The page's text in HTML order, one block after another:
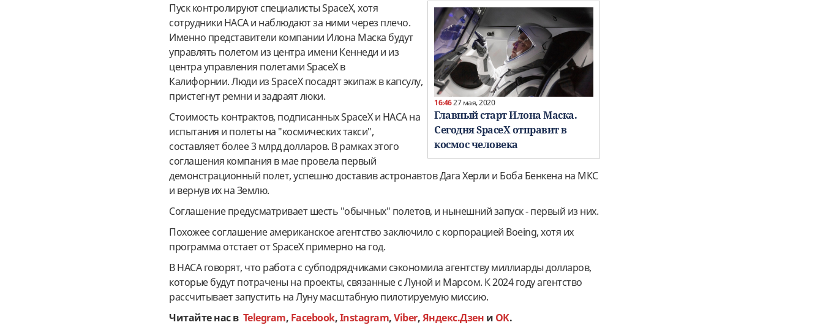
16:4627 мая, 2020
Главный старт Илона Маска.
Сегодня SpaceX отправит в
космос человека
Пуск контролируют специалисты SpaceX, хотя
сотрудники НАСА и наблюдают за ними через плечо.
Именно представители компании Илона Маска будут
управлять полетом из центра имени Кеннеди и из
центра управления полетами SpaceX в
Калифорнии. Люди из SpaceX посадят экипаж в капсулу,
пристегнут ремни и задраят люки.
Стоимость контрактов, подписанных SpaceX и НАСА на
испытания и полеты на "космических такси",
составляет более 3 млрд долларов. В рамках этого
соглашения компания в мае провела первый
демонстрационный полет, успешно доставив астронавтов Дага Херли и Боба Бенкена на МКС
и вернув их на Землю.
Соглашение предусматривает шесть "обычных" полетов, и нынешний запуск - первый из них.
Похожее соглашение американское агентство заключило с корпорацией Boeing, хотя их
программа отстает от SpaceX примерно на год.
В НАСА говорят, что работа с субподрядчиками сэкономила агентству миллиарды долларов,
которые будут потрачены на проекты, связанные с Луной и Марсом. К 2024 году агентство
рассчитывает запустить на Луну масштабную пилотируемую миссию.
Читайте нас в Telegram, Facebook,Instagram,Viber,Яндекс.Дзен и OK.